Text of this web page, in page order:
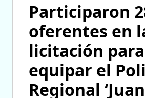
Participaron
oferentes en
licitación para
equipar el
Regional ‘Juan